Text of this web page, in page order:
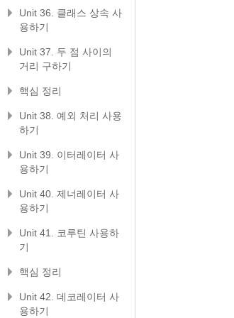
Unit 36. 클래스 상속 사
용하기
Unit 37. 두 점 사이의
거리 구하기
핵심 정리
Unit 38. 예외 처리 사용
하기
Unit 39. 이터레이터 사
용하기
Unit 40. 제너레이터 사
용하기
Unit 41. 코루틴 사용하
기
핵심 정리
Unit 42. 데코레이터 사
용하기